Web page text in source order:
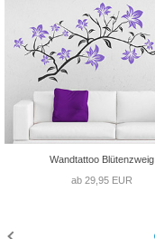
Wandtattoo Blütenzweig
ab 29,95 EUR